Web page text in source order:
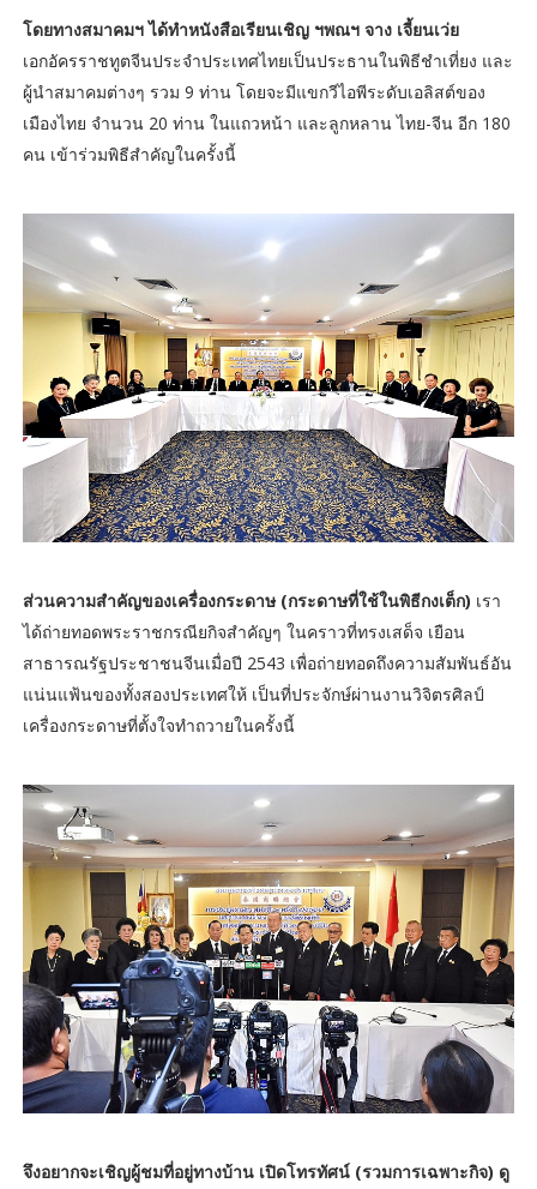
โดยทางสมาคมฯ ได้ทำหนังสือเรียนเชิญ ฯพณฯ จาง เจี้ยนเว่ย
เอกอัครราชทูตจีนประจำประเทศไทยเป็นประธานในพิธีชำเที่ยง และ
ผู้นำสมาคมต่างๆ รวม 9 ท่าน โดยจะมีแขกวีไอพีระดับเอลิสต์ของ
เมืองไทย จำนวน 20 ท่าน ในแถวหน้า และลูกหลาน ไทย-จีน อีก 180
คน เข้าร่วมพิธีสำคัญในครั้งนี้
ส่วนความสำคัญของเครื่องกระดาษ (กระดาษที่ใช้ในพิธีกงเต็ก) เรา
ได้ถ่ายทอดพระราชกรณียกิจสำคัญๆ ในคราวที่ทรงเสด็จ เยือน
สาธารณรัฐประชาชนจีนเมื่อปี 2543 เพื่อถ่ายทอดถึงความสัมพันธ์อัน
แน่นแฟ้นของทั้งสองประเทศให้ เป็นที่ประจักษ์ผ่านงานวิจิตรศิลป์
เครื่องกระดาษที่ตั้งใจทำถวายในครั้งนี้
จึงอยากจะเชิญผู้ชมที่อยู่ทางบ้าน เปิดโทรทัศน์ (รวมการเฉพาะกิจ) ดู